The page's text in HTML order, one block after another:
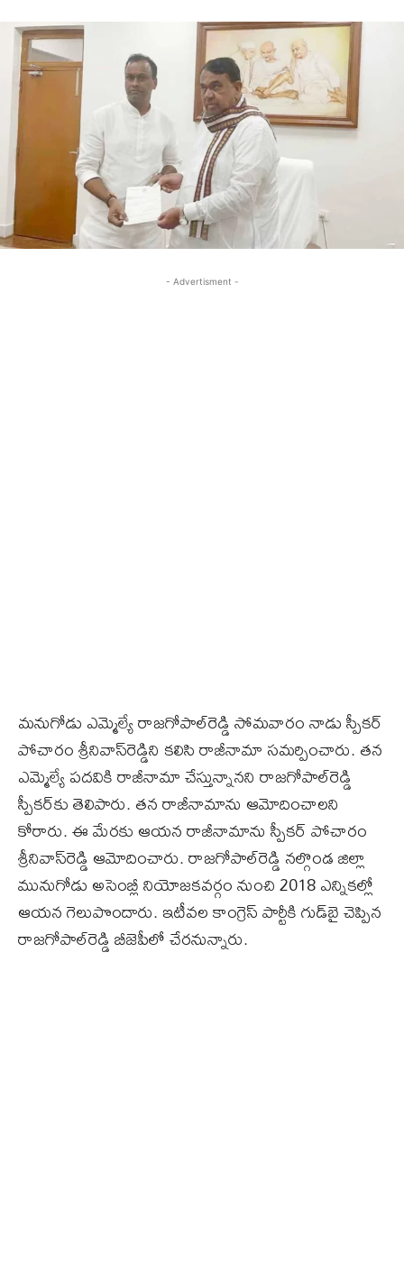
- Advertisment -
మనుగోడు ఎమ్మెల్యే రాజగోపాల్‌రెడ్డి సోమవారం నాడు స్పీకర్‌
పోచారం శ్రీనివాస్‌రెడ్డిని కలిసి రాజీనామా సమర్పించారు. తన
ఎమ్మెల్యే పదవికి రాజీనామా చేస్తున్నానని రాజగోపాల్‌రెడ్డి
స్పీకర్‌కు తెలిపారు. తన రాజీనామాను ఆమోదించాలని
కోరారు. ఈ మేరకు ఆయన రాజీనామాను స్పీకర్‌ పోచారం
శ్రీనివాస్‌రెడ్డి ఆమోదించారు. రాజగోపాల్‌రెడ్డి నల్గొండ జిల్లా
మునుగోడు అసెంబ్లీ నియోజకవర్గం నుంచి 2018 ఎన్నికల్లో
ఆయన గెలుపొందారు. ఇటీవల కాంగ్రెస్‌ పార్టీకి గుడ్‌బై చెప్పిన
రాజగోపాల్‌రెడ్డి బీజెపీలో చేరనున్నారు.